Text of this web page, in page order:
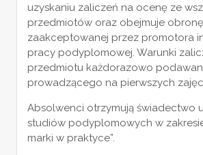
uzyskaniu zaliczeń na ocenę ze
przedmiotów oraz obejmuje
zaakceptowanej przez promotora
pracy podyplomowej. Warunki
przedmiotu każdorazowo
prowadzącego na pierwszych
Absolwenci otrzymują świadectwo
studiów podyplomowych w
marki w praktyce”.